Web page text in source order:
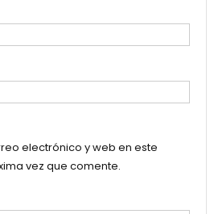
electrónico y web en este
vez que comente.